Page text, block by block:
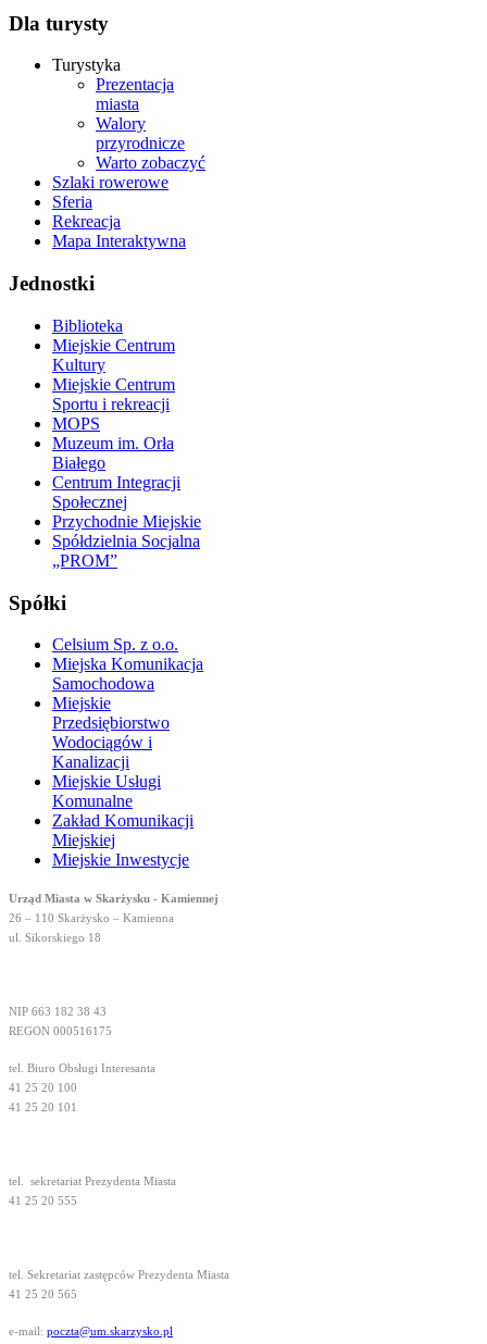
Dla turysty
Turystyka
Prezentacja
miasta
Walory
przyrodnicze
Warto zobaczyć
Szlaki rowerowe
Sferia
Rekreacja
Mapa Interaktywna
Jednostki
Biblioteka
Miejskie Centrum
Kultury
Miejskie Centrum
Sportu i rekreacji
MOPS
Muzeum im. Orła
Białego
Centrum Integracji
Społecznej
Przychodnie Miejskie
Spółdzielnia Socjalna
„PROM”
Spółki
Celsium Sp. z o.o.
Miejska Komunikacja
Samochodowa
Miejskie
Przedsiębiorstwo
Wodociągów i
Kanalizacji
Miejskie Usługi
Komunalne
Zakład Komunikacji
Miejskiej
Miejskie Inwestycje
Urząd Miasta w Skarżysku - Kamiennej
26 – 110 Skarżysko – Kamienna
ul. Sikorskiego 18
NIP 663 182 38 43
REGON 000516175
tel. Biuro Obsługi Interesanta
41 25 20 100
41 25 20 101
tel. sekretariat Prezydenta Miasta
41 25 20 555
tel. Sekretariat zastępców Prezydenta Miasta
41 25 20 565
e-mail: poczta@um.skarzysko.pl